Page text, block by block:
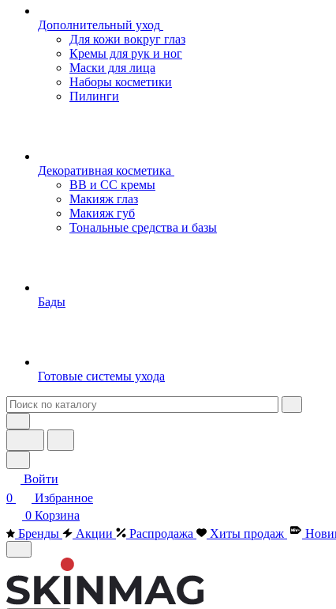
Дополнительный уход
Для кожи вокруг глаз
Кремы для рук и ног
Маски для лица
Наборы косметики
Пилинги
Декоративная косметика
BB и СС кремы
Макияж глаз
Макияж губ
Тональные средства и базы
Бады
Готовые системы ухода
Войти
0
Избранное
0 Корзина
Бренды
Акции Распродажа Хиты продаж